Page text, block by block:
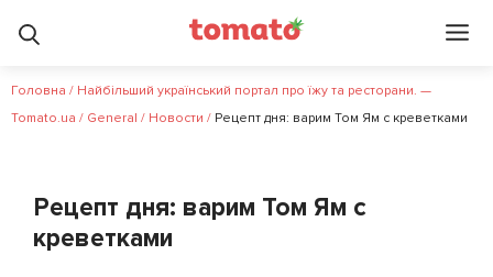
Головна / Найбільший український портал про їжу та ресторани. —
Tomato.ua / General / Новости / Рецепт дня: варим Том Ям с креветками
Рецепт дня: варим Том Ям с
креветками